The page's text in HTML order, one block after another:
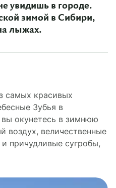
увидишь в городе.
зимой в Сибири,
лыжах.
самых красивых
Зубья в
вы окунетесь в зимнюю
воздух, величественные
причудливые сугробы,